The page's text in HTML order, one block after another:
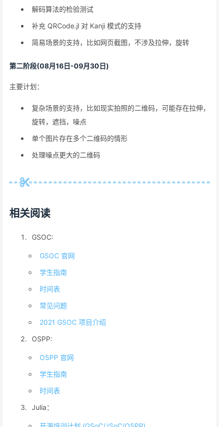
解码算法的检验测试
补充 QRCode.jl 对 Kanji 模式的支持
简易场景的支持，比如网页截图，不涉及拉伸，旋转
第二阶段(08月16日-09月30日)
主要计划：
复杂场景的支持，比如现实拍照的二维码，可能存在拉伸，
旋转，遮挡，噪点
单个图片存在多个二维码的情形
处理噪点更大的二维码
相关阅读
GSOC:
GSOC 官网
学生指南
时间表
常见问题
2021 GSOC 项目介绍
OSPP:
OSPP 官网
学生指南
时间表
Julia：